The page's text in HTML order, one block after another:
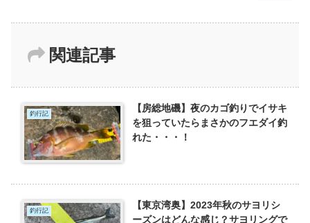
関連記事
釣行記
【房総地磯】夜のカゴ釣りでイサキ
を狙っていたらまさかのフエダイ釣
れた・・・！
釣行記
【東京湾奥】2023年秋のサヨリシ
ーズンはどんな感じ？サヨリングで